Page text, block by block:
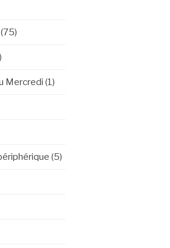
(75)
Mercredi (1)
(5)